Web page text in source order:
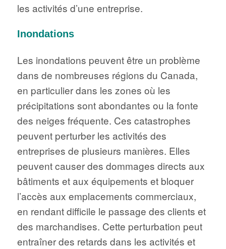
les activités d’une entreprise.
Inondations
Les inondations peuvent être un problème
dans de nombreuses régions du Canada,
en particulier dans les zones où les
précipitations sont abondantes ou la fonte
des neiges fréquente. Ces catastrophes
peuvent perturber les activités des
entreprises de plusieurs manières. Elles
peuvent causer des dommages directs aux
bâtiments et aux équipements et bloquer
l’accès aux emplacements commerciaux,
en rendant difficile le passage des clients et
des marchandises. Cette perturbation peut
entraîner des retards dans les activités et